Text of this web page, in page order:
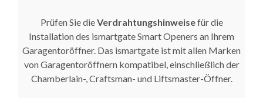
Prüfen Sie dieVerdrahtungshinweisefür die
Installation des ismartgate Smart Openers an Ihrem
Garagentoröffner. Das ismartgate ist mit allen Marken
von Garagentoröffnern kompatibel, einschließlich der
Chamberlain-, Craftsman- und Liftsmaster-Öffner.